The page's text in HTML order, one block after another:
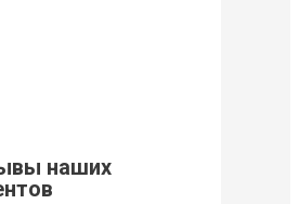
наших